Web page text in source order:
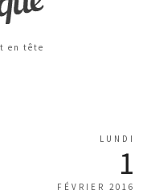
en tête
LUNDI
1
FÉVRIER 2016